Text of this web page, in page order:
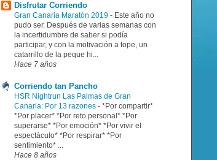
Disfrutar Corriendo
Gran Canaria Maratón 2019 - Este año no
pudo ser. Después de varias semanas con
la incertidumbre de saber si podía
participar, y con la motivación a tope, un
catarrillo de la peque hi...
Hace 7 años
Corriendo tan Pancho
HSR Nightrun Las Palmas de Gran
Canaria: Por 13 razones - *Por compartir*
*Por placer* *Por reto personal* *Por
superarse* *Por emoción* *Por vivir el
espectáculo* *Por respirar* *Por
sentimiento* ...
Hace 8 años